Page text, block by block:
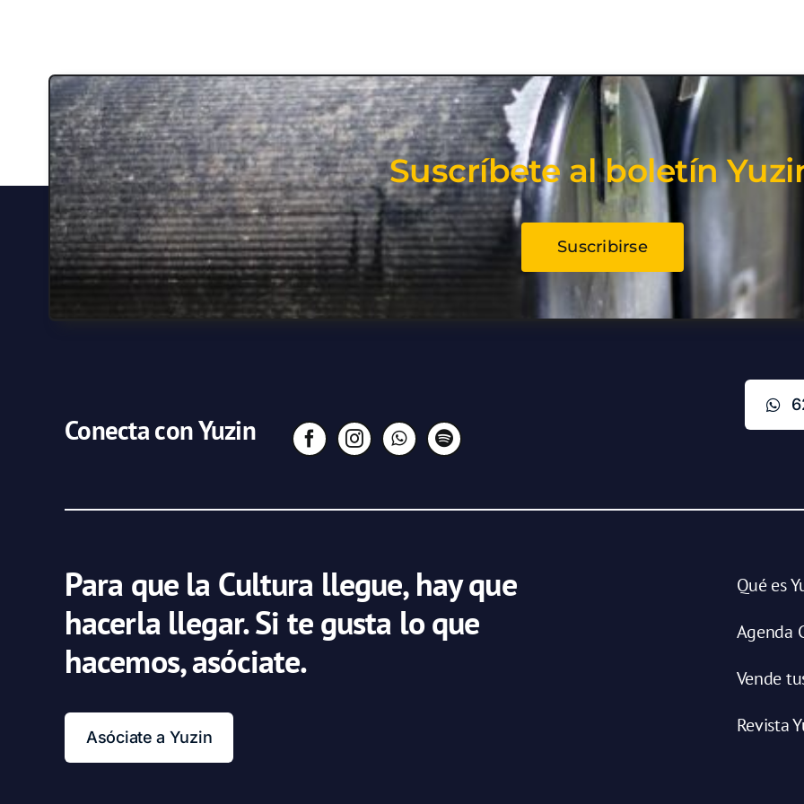
Suscríbete al boletín
Suscribirse
Conecta con Yuzin
Para que la Cultura llegue, hay que
hacerla llegar. Si te gusta lo que
hacemos, asóciate.
Asóciate a Yuzin
Qué es
Agenda
Vende
Revista